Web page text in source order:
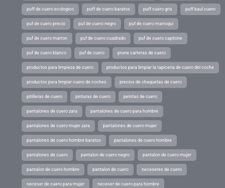
puff de cuero ecologico puff de cuero baratos puff cuero gris puff baul cuero
puf de cuero precio puf de cuero negro puf de cuero marroqui
puf de cuero marron puf de cuero cuadrado puf de cuero capitone
puf de cuero blanco puf de cuero prune carteras de cuero
productos para limpieza de cuero productos para limpiar la tapiceria de cuero del coche
productos para limpiar cuero de coches precios de chaquetas de cuero
pitilleras de cuero pinturas de cuero pelotas de cuero
pantalones de cuero zara pantalones de cuero para hombre
pantalones de cuero mujer zara pantalones de cuero mujer
pantalones de cuero hombre baratos pantalones de cuero hombre
pantalones de cuero pantalon de cuero negro pantalon de cuero mujer
pantalon de cuero hombre pantalon de cuero neceseres de cuero
neceser de cuero para mujer neceser de cuero para hombre